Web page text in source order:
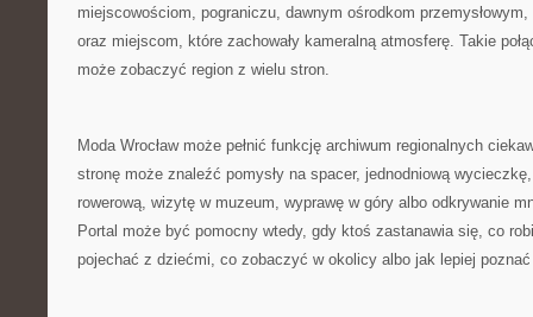
miejscowościom, pograniczu, dawnym ośrodkom
oraz miejscom, które zachowały kameralną atmosferę. Takie
może zobaczyć region z wielu stron.
Moda Wrocław może pełnić funkcję archiwum regionalnych
stronę może znaleźć pomysły na spacer, jednodniową
rowerową, wizytę w muzeum, wyprawę w góry albo odkrywanie
Portal może być pomocny wtedy, gdy ktoś zastanawia się, co
pojechać z dziećmi, co zobaczyć w okolicy albo jak lepiej